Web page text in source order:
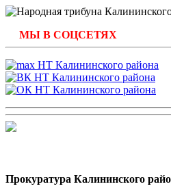
МЫ В СОЦСЕТЯХ
Прокуратура Калининского